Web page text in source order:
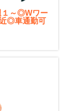
１～◎Wワー
◎車通勤可